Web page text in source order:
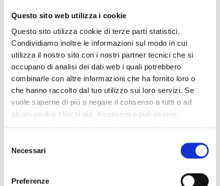
Questo sito web utilizza i cookie
Questo sito utilizza cookie di terze parti statistici.
Condividiamo inoltre le informazioni sul modo in cui
utilizza il nostro sito con i nostri partner tecnici che si
occupano di analisi dei dati web i quali potrebbero
combinarle con altre informazioni che ha fornito loro o
che hanno raccolto dal tuo utilizzo sui loro servizi. Se
vuole saperne di più o negare il consenso a tutti o ad
alcuni cookie clicchi qui. Il consenso può essere
espresso cliccando sul tasto "Accetta tutti". Se non vuole
tasto "Rifiuta".
delNecessari
Preferenze
Luoghi
Modulistica
News
Normativa
Persone